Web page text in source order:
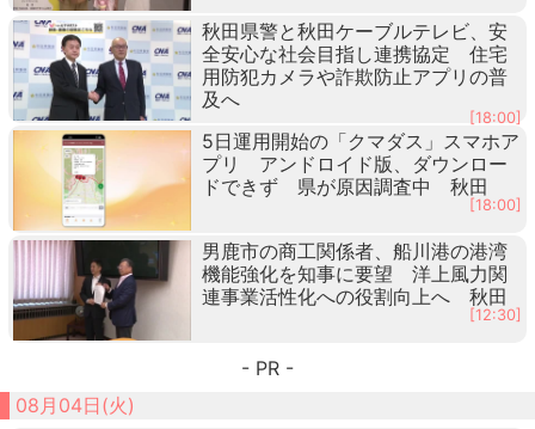
秋田県警と秋田ケーブルテレビ、安
全安心な社会目指し連携協定 住宅
用防犯カメラや詐欺防止アプリの普
及へ
[18:00]
5日運用開始の「クマダス」スマホア
プリ アンドロイド版、ダウンロー
ドできず 県が原因調査中 秋田
[18:00]
男鹿市の商工関係者、船川港の港湾
機能強化を知事に要望 洋上風力関
連事業活性化への役割向上へ 秋田
[12:30]
- PR -
08月04日(火)